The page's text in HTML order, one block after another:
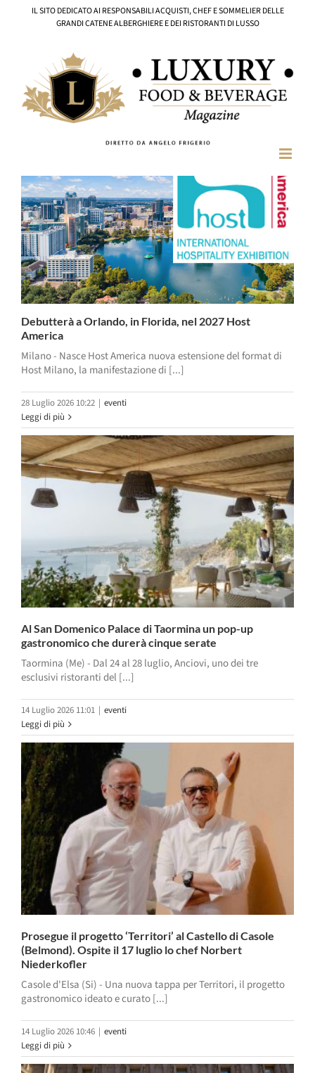
IL SITO DEDICATO AI RESPONSABILI ACQUISTI, CHEF E SOMMELIER DELLE
GRANDI CATENE ALBERGHIERE E DEI RISTORANTI DI LUSSO
Debutterà a Orlando, in Florida, nel 2027 Host
America
Milano - Nasce Host America nuova estensione del format di
Host Milano, la manifestazione di [...]
28 Luglio 2026 10:22 | eventi
Leggi di più
Al San Domenico Palace di Taormina un pop-up
gastronomico che durerà cinque serate
Taormina (Me) - Dal 24 al 28 luglio, Anciovi, uno dei tre
esclusivi ristoranti del [...]
14 Luglio 2026 11:01 | eventi
Leggi di più
Prosegue il progetto ‘Territori’ al Castello di Casole
(Belmond). Ospite il 17 luglio lo chef Norbert
Niederkofler
Casole d'Elsa (Si) - Una nuova tappa per Territori, il progetto
gastronomico ideato e curato [...]
14 Luglio 2026 10:46 | eventi
Leggi di più